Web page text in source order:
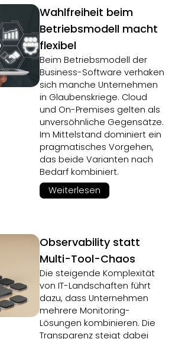
Wahlfreiheit beim
Betriebsmodell macht
flexibel
Beim Betriebsmodell der
Business-Software verhaken
sich manche Unternehmen
in Glaubenskriege. Cloud
und On-Premises gelten als
unversöhnliche Gegensätze.
Im Mittelstand dominiert ein
pragmatisches Vorgehen,
das beide Varianten nach
Bedarf kombiniert.
Weiterlesen
Observability statt
Multi-Tool-Chaos
Die steigende Komplexität
von IT-Landschaften führt
dazu, dass Unternehmen
mehrere Monitoring-
Lösungen kombinieren. Die
Transparenz steigt dabei